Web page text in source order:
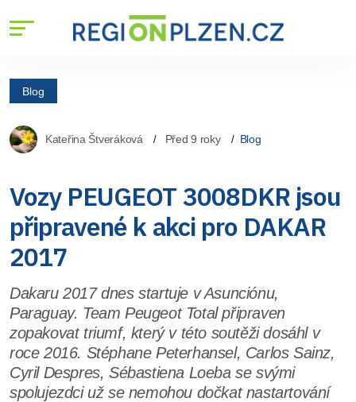
Blog
Kateřina Štveráková Před 9 roky Blog
Vozy PEUGEOT 3008DKR jsou
připravené k akci pro DAKAR
2017
Dakaru 2017 dnes startuje v Asunciónu,
Paraguay. Team Peugeot Total připraven
zopakovat triumf, který v této soutěži dosáhl v
roce 2016. Stéphane Peterhansel, Carlos Sainz,
Cyril Despres, Sébastiena Loeba se svými
spolujezdci už se nemohou dočkat nastartování